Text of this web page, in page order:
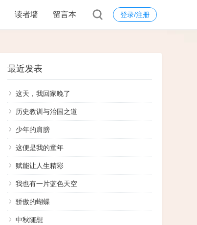
登录/注册
读者墙 留言本
最近发表
这天，我回家晚了
历史教训与治国之道
少年的肩膀
这便是我的童年
赋能让人生精彩
我也有一片蓝色天空
骄傲的蝴蝶
​中秋随想